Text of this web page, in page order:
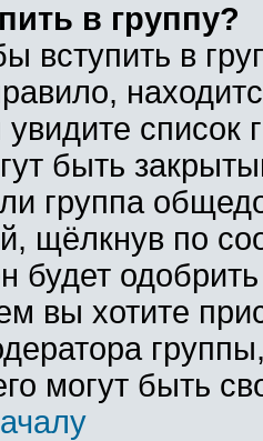
в группу?
вступить в
список
быть
группа
щёлкнув по
будет
вы хотите
могут быть